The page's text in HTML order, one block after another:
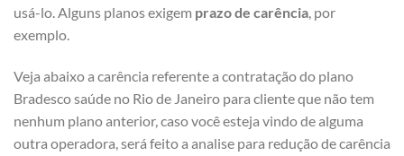
usá-lo. Alguns planos exigem prazo de carência, por
exemplo.
Veja abaixo a carência referente a contratação do plano
Bradesco saúde no Rio de Janeiro para cliente que não tem
nenhum plano anterior, caso você esteja vindo de alguma
outra operadora, será feito a analise para redução de carência